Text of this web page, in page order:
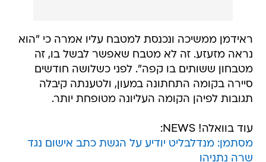
ראידמן ממשיכה ונכנסת למטבח עליו אמרה כי "הוא
נראה מזעזע. זה לא מטבח שאפשר לבשל בו, זה
מטבחון ששותים בו קפה". לפני כשלושה חודשים
סיירה בקומה התחתונה במעון, ולטענתה קיבלה
תגובות לפיהן הקומה העליונה מטופחת יותר.
עוד בוואלה! NEWS:
מסתמן: מנדלבליט יודיע על הגשת כתב אישום נגד
שרה נתניהו